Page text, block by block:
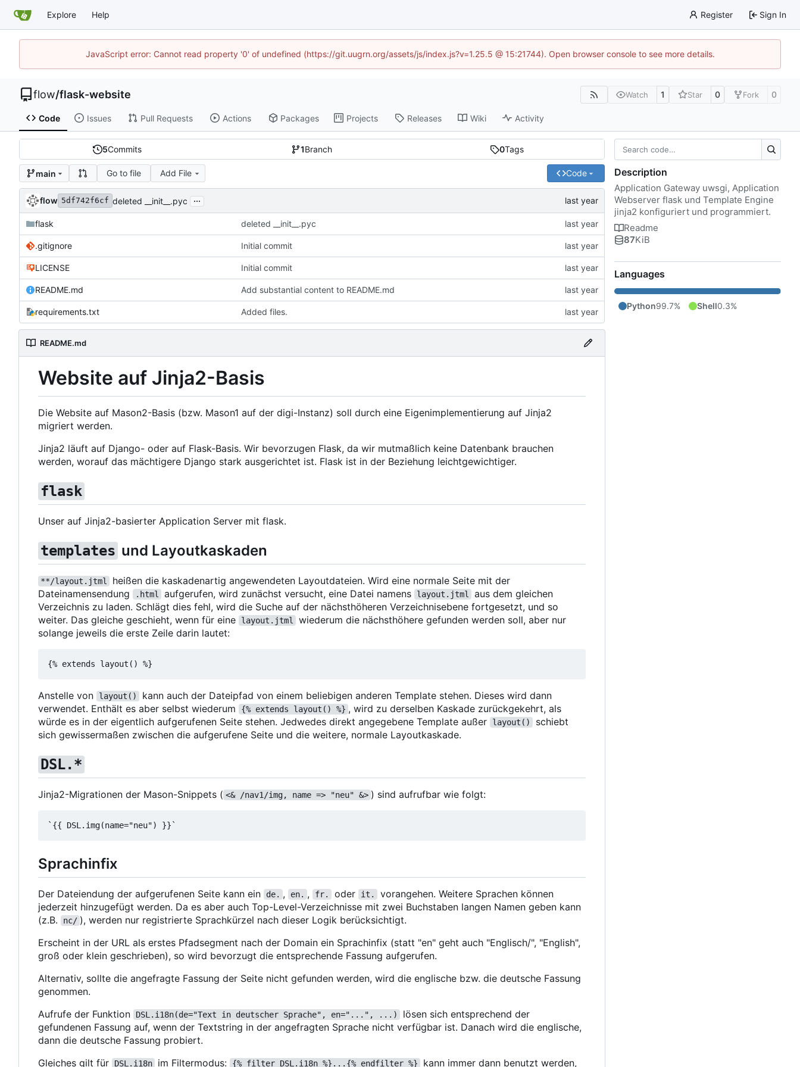
Explore Help Register Sign In
JavaScript error: Cannot read property '0' of undefined (https://git.uugrn.org/assets/js/index.js?v=1.25.5 @ 15:21744). Open browser console to see more details.
flow/flask-website Watch 1 Star 0 Fork 0
Code Issues Pull Requests Actions Packages Projects Releases Wiki Activity
5Commits 1Branch 0Tags
main Go to file Add File Code
flow 5df742f6cf deleted __init__.pyc ...
flask deleted __init__.pyc
.gitignore Initial commit
LICENSE Initial commit
README.md Add substantial content to README.md
requirements.txt Added files.
README.md
Website auf Jinja2-Basis
Die Website auf Mason2-Basis (bzw. Mason1 auf der digi-Instanz) soll durch eine Eigenimplementierung auf Jinja2
migriert werden.
Jinja2 läuft auf Django- oder auf Flask-Basis. Wir bevorzugen Flask, da wir mutmaßlich keine Datenbank brauchen
werden, worauf das mächtigere Django stark ausgerichtet ist. Flask ist in der Beziehung leichtgewichtiger.
flask
Unser auf Jinja2-basierter Application Server mit flask.
templates und Layoutkaskaden
**/layout.jtml
heißen die kaskadenartig angewendeten Layoutdateien. Wird eine normale Seite mit der
Dateinamensendung
.html aufgerufen, wird zunächst versucht, eine Datei namens layout.jtml
aus dem gleichen
Verzeichnis zu laden. Schlägt dies fehl, wird die Suche auf der nächsthöheren Verzeichnisebene fortgesetzt, und so
weiter. Das gleiche geschieht, wenn für eine
layout.jtml
wiederum die nächsthöhere gefunden werden soll, aber nur
solange jeweils die erste Zeile darin lautet:
Anstelle von layout()
kann auch der Dateipfad von einem beliebigen anderen Template stehen. Dieses wird dann
verwendet. Enthält es aber selbst wiederum
{% extends layout() %} , wird zu derselben Kaskade zurückgekehrt, als
würde es in der eigentlich aufgerufenen Seite stehen. Jedwedes direkt angegebene Template außer
layout()
schiebt
sich gewissermaßen zwischen die aufgerufene Seite und die weitere, normale Layoutkaskade.
DSL.*
Jinja2-Migrationen der Mason-Snippets ( <& /nav1/img, name => "neu" &> ) sind aufrufbar wie folgt:
Sprachinfix
Der Dateiendung der aufgerufenen Seite kann ein de. , en. , fr. oder it.
vorangehen. Weitere Sprachen können
jederzeit hinzugefügt werden. Da es aber auch Top-Level-Verzeichnisse mit zwei Buchstaben langen Namen geben kann
(z.B.
nc/ ), werden nur registrierte Sprachkürzel nach dieser Logik berücksichtigt.
Erscheint in der URL als erstes Pfadsegment nach der Domain ein Sprachinfix (statt "en" geht auch "Englisch/", "English",
groß oder klein geschrieben), so wird bevorzugt die entsprechende Fassung aufgerufen.
Alternativ, sollte die angefragte Fassung der Seite nicht gefunden werden, wird die englische bzw. die deutsche Fassung
genommen.
Aufrufe der Funktion
DSL.i18n(de="Text in deutscher Sprache", en="...", ...)
lösen sich entsprechend der
gefundenen Fassung auf, wenn der Textstring in der angefragten Sprache nicht verfügbar ist. Danach wird die englische,
dann die deutsche Fassung probiert.
Gleiches gilt für
DSL.i18n im Filtermodus: {% filter DSL.i18n %}...{% endfilter %} kann immer dann benutzt werden,
Description
Application Gateway uwsgi, Application
Webserver flask und Template Engine
jinja2 konfiguriert und programmiert.
Readme
87KiB
Languages
Python99.7% Shell0.3%